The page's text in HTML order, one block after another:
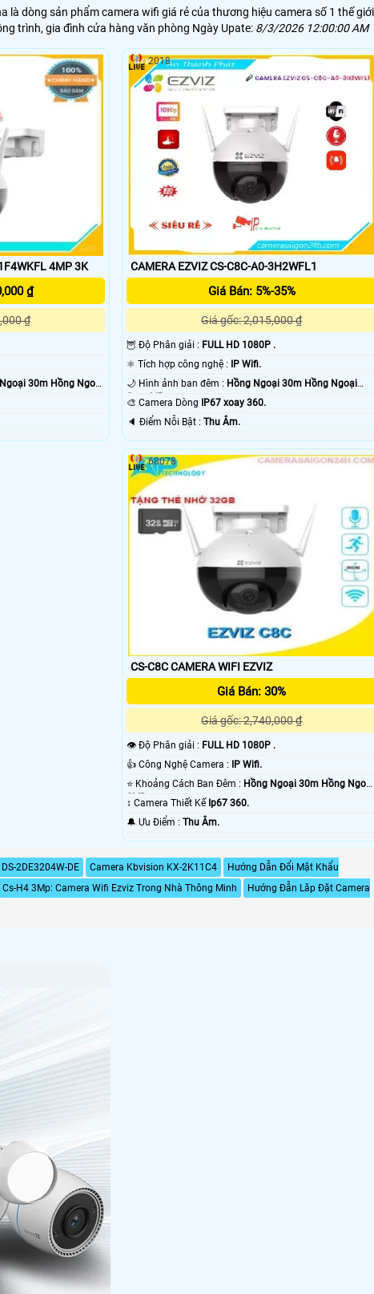
WIFI EZVIZ TỪ A-Z.
THÀNH PHÁT.
'
dòng sản phẩm camera wifi giá rẻ của thương hiệu camera số 1 thế giới
trình, gia đình cửa hàng văn phòng Ngày Upate: 8/3/2026 12:00:00 AM
4MP 3K
₫
₫
30m Hồng Ngoại
CAMERA EZVIZ CS-C8C-A0-3H2WFL1
Giá Bán: 5%-35%
Giá gốc: 2,015,000 ₫
🦉 Độ Phân giải : FULL HD 1080P .
⚛️ Tích hợp công nghệ : IP Wifi.
🌙 Hình ảnh ban đêm : Hồng Ngoại 30m Hồng Ngoại
Smart IR.
🎨 Camera Dòng IP67 xoay 360.
️🔈 Điểm Nỗi Bật : Thu Âm.
2018
CS-C8C CAMERA WIFI EZVIZ
Giá Bán: 30%
Giá gốc: 2,740,000 ₫
👁 Độ Phân giải : FULL HD 1080P .
👍 Công Nghệ Camera :
IP Wifi.
⭐ Khoảng Cách Ban Đêm : Hồng Ngoại 30m Hồng Ngoại
SMD.
↕️ Camera Thiết Kế Ip67 360.
️🔔 Ưu Điểm : Thu Âm.
68078
2DE3204W-DE Camera Kbvision KX-2K11C4
Hướng Dẫn Đổi Mật Khẩu
Cs-H4 3Mp: Camera Wifi Ezviz Trong Nhà Thông Minh
Hướng Đẫn Lăp Đặt Camera